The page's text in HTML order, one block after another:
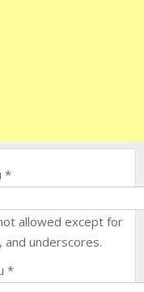
*
allowed except for
underscores.
*